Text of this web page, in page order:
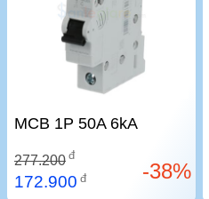
MCB 1P 50A 6kA
277.200 đ
172.900 đ -38%